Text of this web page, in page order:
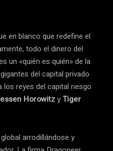
en blanco que redefine el
todo el dinero del
un «quién es quién» de la
del capital privado
los reyes del capital riesgo
HorowitzyTiger
arrodillándose y